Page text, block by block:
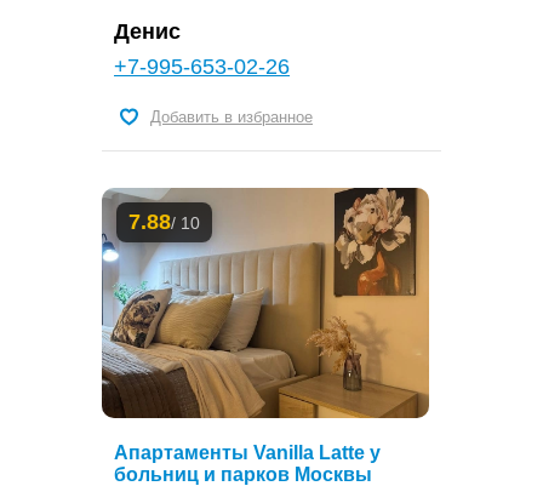
Денис
+7-995-653-02-26
Добавить в избранное
7.88/ 10
Апартаменты Vanilla Latte у
больниц и парков Москвы